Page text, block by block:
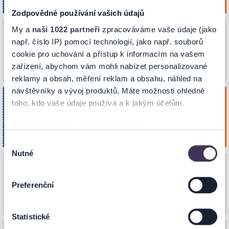
Zodpovědné používání vašich údajů
My a naši 1022 partneři zpracováváme vaše údaje (jako
např. číslo IP) pomocí technologií, jako např. souborů
cookie pro uchování a přístup k informacím na vašem
zařízení, abychom vám mohli nabízet personalizované
reklamy a obsah, měření reklam a obsahu, náhled na
návštěvníky a vývoj produktů. Máte možnosti ohledně
toho, kdo vaše údaje používá a k jakým účelům.
Pokud to povolíte, rádi bychom také:
které mohou být přesné na několik metrů
skenování pro konkrétní charakteristiky (otisk prstu)
Zjistěte více o tom, jak zpracováváme vaše osobní
Svůj souhlas můžete kdykoliv změnit nebo odvolat v
souhlasu
Nutné
Preferenční
Statistické
úterý
22
Zář. 2026
19:30
V síti Ticketportal nyní
vyprodáno.
V naší síti je vyprodáno (možné uvolnění
nevyzvednutých rezervací zpět do prodeje).
Tři zmrzlí
GALAXIE
PRAHA
22
Játra
23